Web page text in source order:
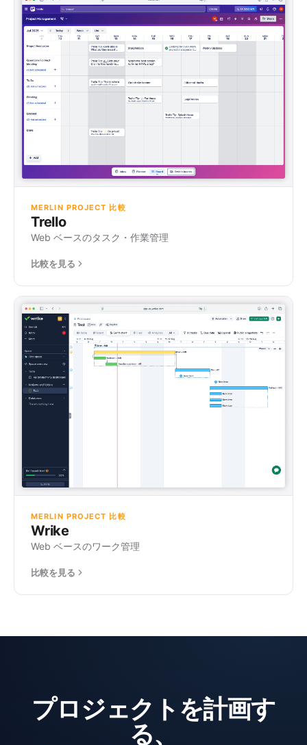
MERLIN PROJECT 比較
Trello
Web ベースのタスク・作業管理
比較を見る
MERLIN PROJECT 比較
Wrike
Web ベースのワーク管理
比較を見る
プロジェクトを計画す
る、